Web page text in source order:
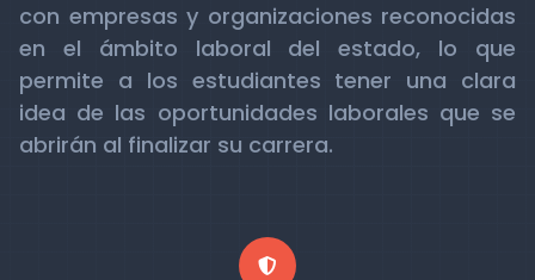
con empresas y organizaciones reconocidas
en el ámbito laboral del estado, lo que
permite a los estudiantes tener una clara
idea de las oportunidades laborales que se
abrirán al finalizar su carrera.